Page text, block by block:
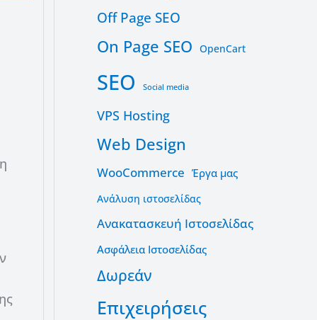
Off Page SEO
On Page SEO OpenCart
SEO Social media
VPS Hosting
Web Design
WooCommerce Έργα μας
Ανάλυση ιστοσελίδας
Ανακατασκευή Ιστοσελίδας
Ασφάλεια Ιστοσελίδας
Δωρεάν
Επιχειρήσεις